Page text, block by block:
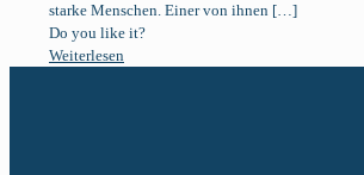
starke Menschen. Einer von ihnen […]
Do you like it?
Weiterlesen